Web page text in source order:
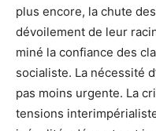
plus encore, la chute
dévoilement de leur
miné la confiance des
socialiste. La nécessité
pas moins urgente. La
tensions